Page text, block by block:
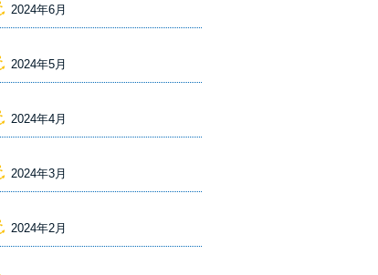
2024年6月
2024年5月
2024年4月
2024年3月
2024年2月